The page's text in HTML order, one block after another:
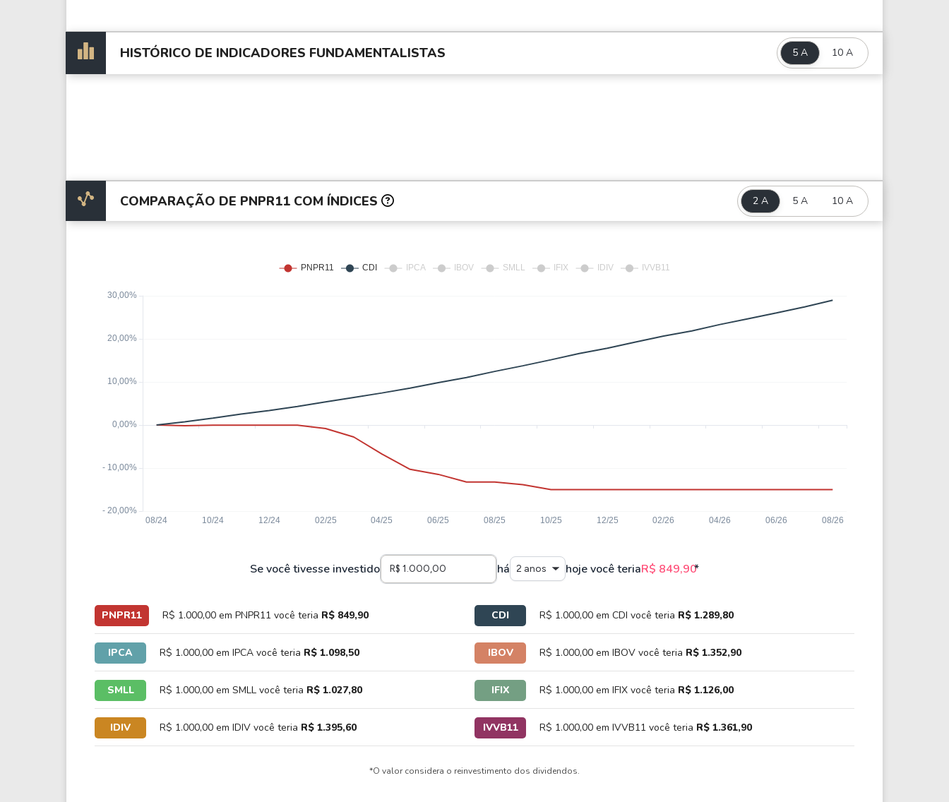
HISTÓRICO DE INDICADORES FUNDAMENTALISTAS 5 A 10 A
COMPARAÇÃO DE PNPR11 COM ÍNDICES 2 A 5 A 10 A
Se você tivesse investido há 2 anos hoje você teriaR$ 849,90*
PNPR11 R$ 1.000,00 em PNPR11 você teria R$ 849,90 CDI R$ 1.000,00 em CDI você teria R$ 1.289,80
IPCA R$ 1.000,00 em IPCA você teria R$ 1.098,50 IBOV R$ 1.000,00 em IBOV você teria R$ 1.352,90
SMLL R$ 1.000,00 em SMLL você teria R$ 1.027,80 IFIX R$ 1.000,00 em IFIX você teria R$ 1.126,00
IDIV R$ 1.000,00 em IDIV você teria R$ 1.395,60 IVVB11 R$ 1.000,00 em IVVB11 você teria R$ 1.361,90
*O valor considera o reinvestimento dos dividendos.